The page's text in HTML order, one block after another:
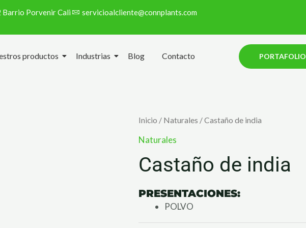
Barrio Porvenir Cali servicioalcliente@connplants.com
productos Industrias Blog Contacto PORTAFOLIO
Inicio / Naturales / Castaño de india
Naturales
Castaño de india
PRESENTACIONES:
POLVO